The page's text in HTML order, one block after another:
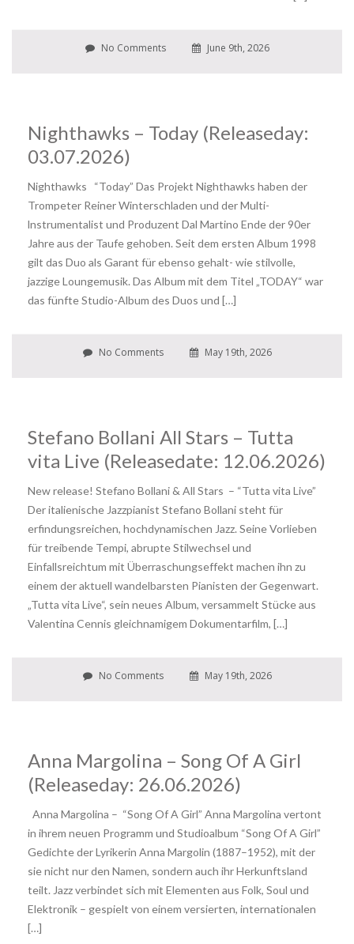
No Comments June 9th, 2026
Nighthawks – Today (Releaseday:
03.07.2026)
Nighthawks “Today” Das Projekt Nighthawks haben der
Trompeter Reiner Winterschladen und der Multi-
lnstrumentalist und Produzent Dal Martino Ende der 90er
Jahre aus der Taufe gehoben. Seit dem ersten Album 1998
gilt das Duo als Garant für ebenso gehalt- wie stilvolle,
jazzige Loungemusik. Das Album mit dem Titel „TODAY“ war
das fünfte Studio-Album des Duos und […]
No Comments May 19th, 2026
Stefano Bollani All Stars – Tutta
vita Live (Releasedate: 12.06.2026)
New release! Stefano Bollani & All Stars – “Tutta vita Live”
Der italienische Jazzpianist Stefano Bollani steht für
erfindungsreichen, hochdynamischen Jazz. Seine Vorlieben
für treibende Tempi, abrupte Stilwechsel und
Einfallsreichtum mit Überraschungseffekt machen ihn zu
einem der aktuell wandelbarsten Pianisten der Gegenwart.
„Tutta vita Live“, sein neues Album, versammelt Stücke aus
Valentina Cennis gleichnamigem Dokumentarfilm, […]
No Comments May 19th, 2026
Anna Margolina – Song Of A Girl
(Releaseday: 26.06.2026)
Anna Margolina – “Song Of A Girl” Anna Margolina vertont
in ihrem neuen Programm und Studioalbum “Song Of A Girl”
Gedichte der Lyrikerin Anna Margolin (1887–1952), mit der
sie nicht nur den Namen, sondern auch ihr Herkunftsland
teilt. Jazz verbindet sich mit Elementen aus Folk, Soul und
Elektronik – gespielt von einem versierten, internationalen
[…]